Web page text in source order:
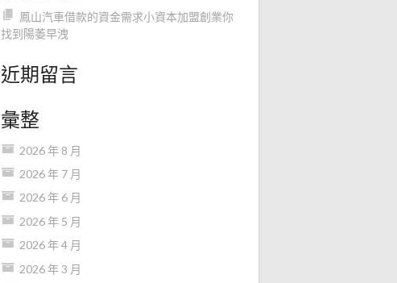
鳳山汽車借款的資金需求小資本加盟創業你
找到陽萎早洩
近期留言
彙整
2026 年 8 月
2026 年 7 月
2026 年 6 月
2026 年 5 月
2026 年 4 月
2026 年 3 月